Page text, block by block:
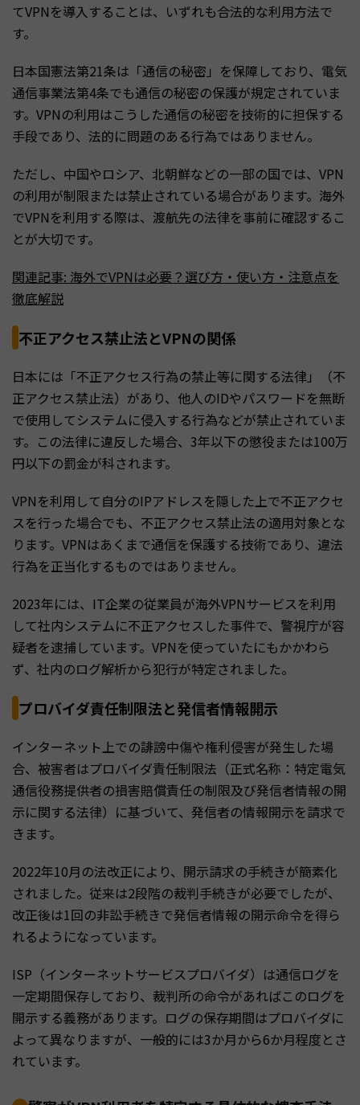
てVPNを導入することは、いずれも合法的な利用方法で
す。
日本国憲法第21条は「通信の秘密」を保障しており、電気
通信事業法第4条でも通信の秘密の保護が規定されていま
す。VPNの利用はこうした通信の秘密を技術的に担保する
手段であり、法的に問題のある行為ではありません。
ただし、中国やロシア、北朝鮮などの一部の国では、VPN
の利用が制限または禁止されている場合があります。海外
でVPNを利用する際は、渡航先の法律を事前に確認するこ
とが大切です。
関連記事: 海外でVPNは必要？選び方・使い方・注意点を
徹底解説
不正アクセス禁止法とVPNの関係
日本には「不正アクセス行為の禁止等に関する法律」（不
正アクセス禁止法）があり、他人のIDやパスワードを無断
で使用してシステムに侵入する行為などが禁止されていま
す。この法律に違反した場合、3年以下の懲役または100万
円以下の罰金が科されます。
VPNを利用して自分のIPアドレスを隠した上で不正アクセ
スを行った場合でも、不正アクセス禁止法の適用対象とな
ります。VPNはあくまで通信を保護する技術であり、違法
行為を正当化するものではありません。
2023年には、IT企業の従業員が海外VPNサービスを利用
して社内システムに不正アクセスした事件で、警視庁が容
疑者を逮捕しています。VPNを使っていたにもかかわら
ず、社内のログ解析から犯行が特定されました。
プロバイダ責任制限法と発信者情報開示
インターネット上での誹謗中傷や権利侵害が発生した場
合、被害者はプロバイダ責任制限法（正式名称：特定電気
通信役務提供者の損害賠償責任の制限及び発信者情報の開
示に関する法律）に基づいて、発信者の情報開示を請求で
きます。
2022年10月の法改正により、開示請求の手続きが簡素化
されました。従来は2段階の裁判手続きが必要でしたが、
改正後は1回の非訟手続きで発信者情報の開示命令を得ら
れるようになっています。
ISP（インターネットサービスプロバイダ）は通信ログを
一定期間保存しており、裁判所の命令があればこのログを
開示する義務があります。ログの保存期間はプロバイダに
よって異なりますが、一般的には3か月から6か月程度とさ
れています。